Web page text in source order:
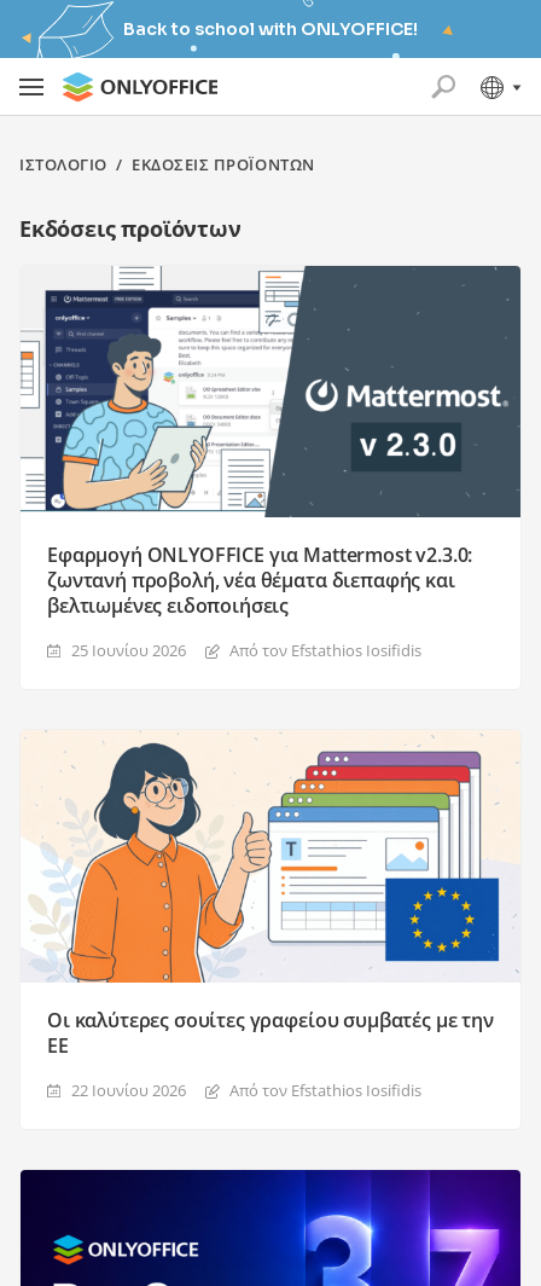
Back to school with ONLYOFFICE!
ΙΣΤΟΛΌΓΙΟ / ΕΚΔΌΣΕΙΣ ΠΡΟΪΌΝΤΩΝ
Εκδόσεις προϊόντων
Εφαρμογή ONLYOFFICE για Mattermost v2.3.0:
ζωντανή προβολή, νέα θέματα διεπαφής και
βελτιωμένες ειδοποιήσεις
25 Ιουνίου 2026 Από τον Efstathios Iosifidis
Οι καλύτερες σουίτες γραφείου συμβατές με την
ΕΕ
22 Ιουνίου 2026 Από τον Efstathios Iosifidis